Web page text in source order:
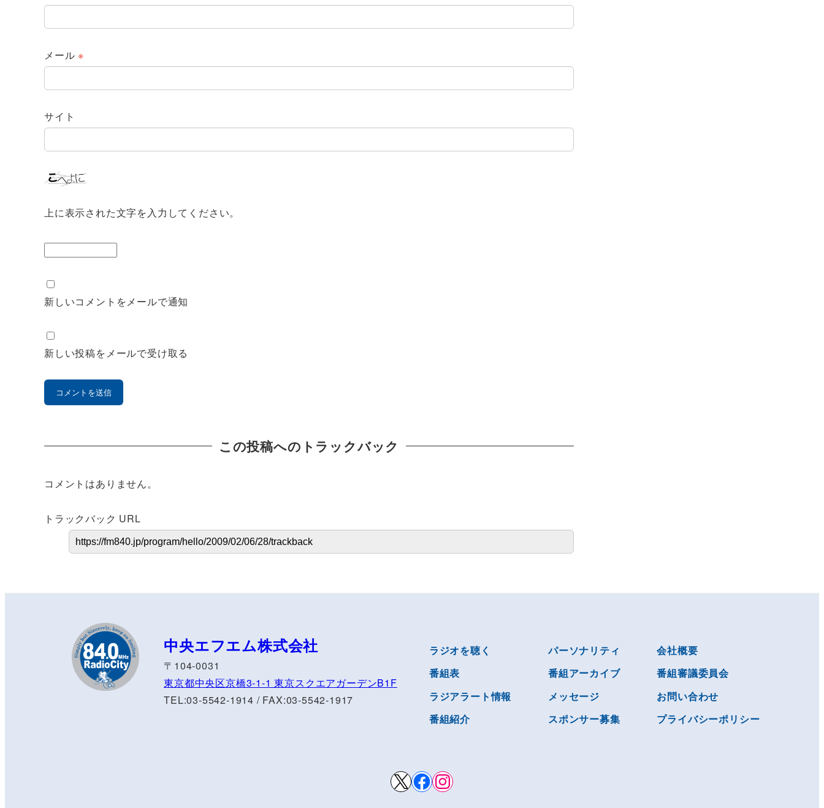
メール※
サイト
上に表示された文字を入力してください。
新しいコメントをメールで通知
新しい投稿をメールで受け取る
この投稿へのトラックバック
コメントはありません。
トラックバック URL
中央エフエム株式会社
〒104-0031
東京都中央区京橋3-1-1 東京スクエアガーデンB1F
TEL:03-5542-1914 / FAX:03-5542-1917
ラジオを聴く
番組表
ラジアラート情報
番組紹介
パーソナリティ
番組アーカイブ
メッセージ
スポンサー募集
会社概要
番組審議委員会
お問い合わせ
プライバシーポリシー
X Facebook
Instagram